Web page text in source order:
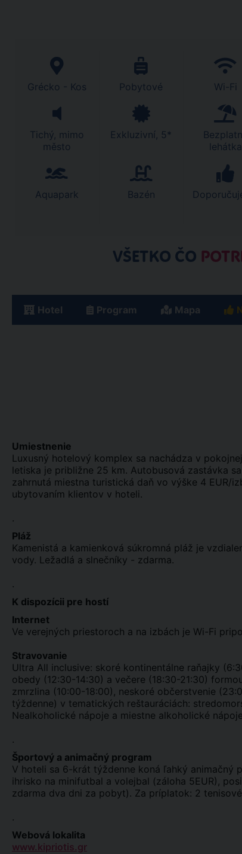
Grécko - Kos Pobytové Wi-Fi
Tichý, mimo
město
Exkluzivní, 5*
lehátka
Aquapark Bazén
VŠETKO ČO
Hotel Program Mapa
Umiestnenie
Luxusný hotelový komplex sa nachádza v
letiska je približne 25 km. Autobusová zastávka
zahrnutá miestna turistická daň vo výške 4 EUR/
ubytovaním klientov v hoteli.
.
Pláž
Kamenistá a kamienková súkromná pláž je
vody. Ležadlá a slnečníky - zdarma.
.
K dispozícii pre hostí
Internet
Ve verejných priestoroch a na izbách je Wi-Fi
Stravovanie
Ultra All inclusive: skoré kontinentálne raňajky
obedy (12:30-14:30) a večere (18:30-21:30)
zmrzlina (10:00-18:00), neskoré občerstvenie
týždenne) v tematických reštauráciách:
Nealkoholické nápoje a miestne alkoholické
.
Športový a animačný program
V hoteli sa 6-krát týždenne koná ľahký animačný
ihrisko na minifutbal a volejbal (záloha 5EUR),
zdarma dva dni za pobyt). Za príplatok: 2
.
Webová lokalita
www.kipriotis.gr